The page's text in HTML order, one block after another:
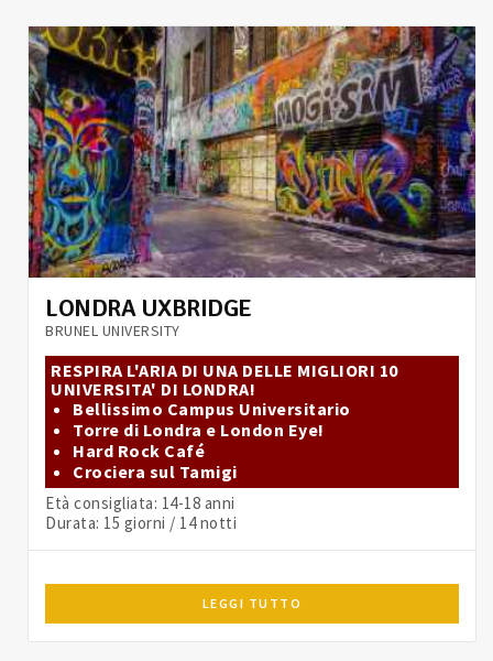
LONDRA UXBRIDGE
BRUNEL UNIVERSITY
RESPIRA L'ARIA DI UNA DELLE MIGLIORI 10
UNIVERSITA' DI LONDRA!
Bellissimo Campus Universitario
Torre di Londra e London Eye!
Hard Rock Café
Crociera sul Tamigi
Età consigliata: 14-18 anni
Durata: 15 giorni / 14 notti
LEGGI TUTTO